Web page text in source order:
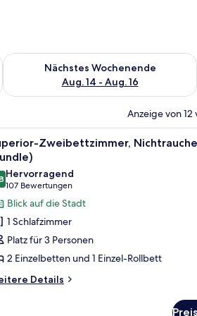
Aug. 7 - Aug. 9.
Nächstes Wochenende
Aug. 14 - Aug. 16
Überprüfe die Verfügbarkeit für
Anzeige von 12
mit vertikalen Paneelen und zwei
Glasflasche, einer weißen Vase mit
Ein modernes
9
Zweibettzimmer,
von 10
Hervorragend
107 Bewertungen
(107
Bewertungen)
Blick auf die Stadt
1 Schlafzimmer
Platz für 3 Personen
2 Einzelbetten und 1 Einzel-Rollbett
Details